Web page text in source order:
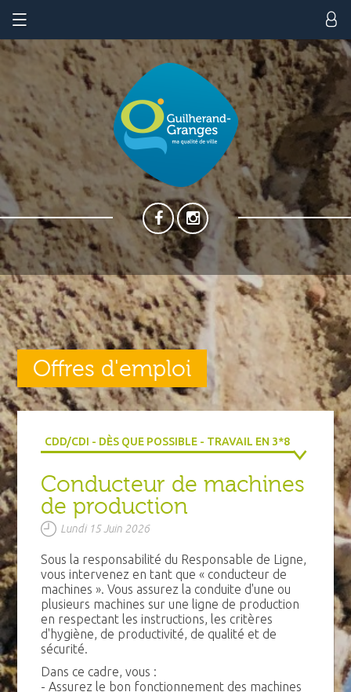
Offres d'emploi
CDD/CDI - DÈS QUE POSSIBLE - TRAVAIL EN 3*8
Conducteur de machines
de production
Lundi 15 Juin 2026
Sous la responsabilité du Responsable de Ligne,
vous intervenez en tant que « conducteur de
machines ». Vous assurez la conduite d'une ou
plusieurs machines sur une ligne de production
en respectant les instructions, les critères
d'hygiène, de productivité, de qualité et de
sécurité.
Dans ce cadre, vous :
- Assurez le bon fonctionnement des machines